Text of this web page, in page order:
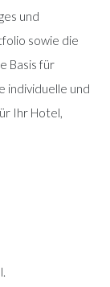
und
sowie die
Basis für
individuelle und
Ihr Hotel,